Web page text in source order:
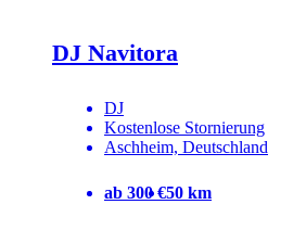
DJ Navitora
DJ
Kostenlose Stornierung
Aschheim, Deutschland
ab 300 €50 km